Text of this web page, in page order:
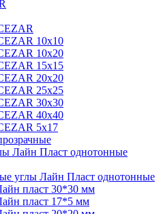
10х10
10х20
15х15
20х20
25х25
30х30
40х40
5х17
Лайн Пласт однотонные
углы Лайн Пласт однотонные
пласт 30*30 мм
пласт 17*5 мм